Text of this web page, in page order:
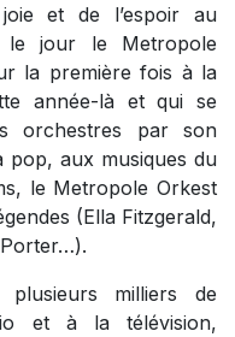
et de l’espoir au
le jour le Metropole
la première fois à la
année-là et qui se
orchestres par son
pop, aux musiques du
le Metropole Orkest
(Ella Fitzgerald,
milliers de
et à la télévision,